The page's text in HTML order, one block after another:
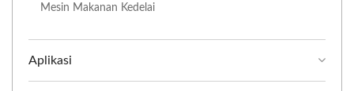
Mesin Makanan Kedelai
Aplikasi